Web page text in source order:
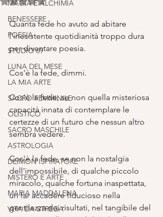
MAGIA E ALCHIMIA
BENESSERE
POESIA
STUDIO 69
LUNA DEL MESE
LA MIA ARTE
SACRO FEMMINILE
OLISTICO
SACRO MASCHILE
ASTROLOGIA
DEIMON ISPIRATORE
MISTERO E ARTE
MARIA MADDALENA
VITA DA STREGA
Quanta fede ho avuto ad abitare
l'inesistente quotidianità troppo dura
per diventare poesia.
Cos'è la fede, dimmi.
Cos'è la fede, se non quella misteriosa
capacità innata di contemplare le
certezze di un futuro che nessun altro
sembra vedere.
Cos'è la fede, se non la nostalgia
dell'impossibile, di qualche piccolo
miracolo, qualche fortuna inaspettata,
un far accadere fiducioso nella
gentilezza dei risultati, nel tangibile del